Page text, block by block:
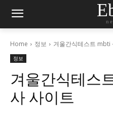
Home 정보 겨울간식테스트 mbti
정보
겨울간식테스
사 사이트